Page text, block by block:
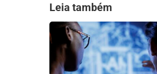
Leia também